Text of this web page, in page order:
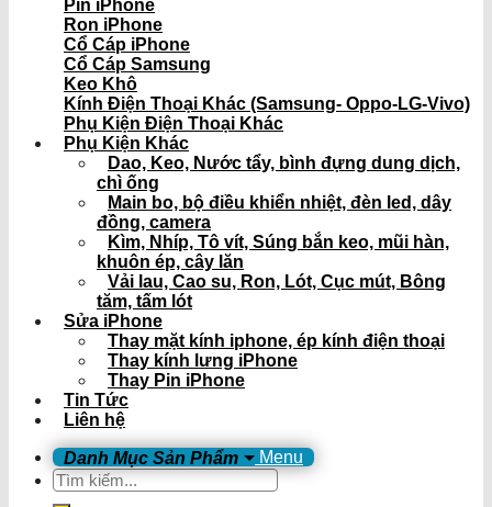
Pin iPhone
Ron iPhone
Cổ Cáp iPhone
Cổ Cáp Samsung
Keo Khô
Kính Điện Thoại Khác (Samsung- Oppo-LG-Vivo)
Phụ Kiện Điện Thoại Khác
Phụ Kiện Khác
Dao, Keo, Nước tẩy, bình đựng dung dịch,
chì ống
Main bo, bộ điều khiển nhiệt, đèn led, dây
đồng, camera
Kìm, Nhíp, Tô vít, Súng bắn keo, mũi hàn,
khuôn ép, cây lăn
Vải lau, Cao su, Ron, Lót, Cục mút, Bông
tăm, tấm lót
Sửa iPhone
Thay mặt kính iphone, ép kính điện thoại
Thay kính lưng iPhone
Thay Pin iPhone
Tin Tức
Liên hệ
Menu
Tìm
kiếm: